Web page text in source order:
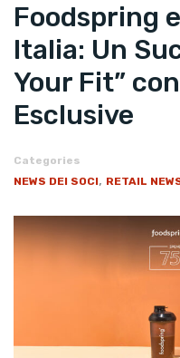
Foodspring
Italia: Un
Your Fit”
Esclusive
Categories
NEWS DEI SOCI, RETAIL